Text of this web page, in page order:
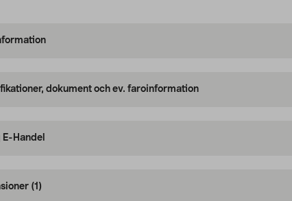
dokument och ev. faroinformation
E-Handel
(1)